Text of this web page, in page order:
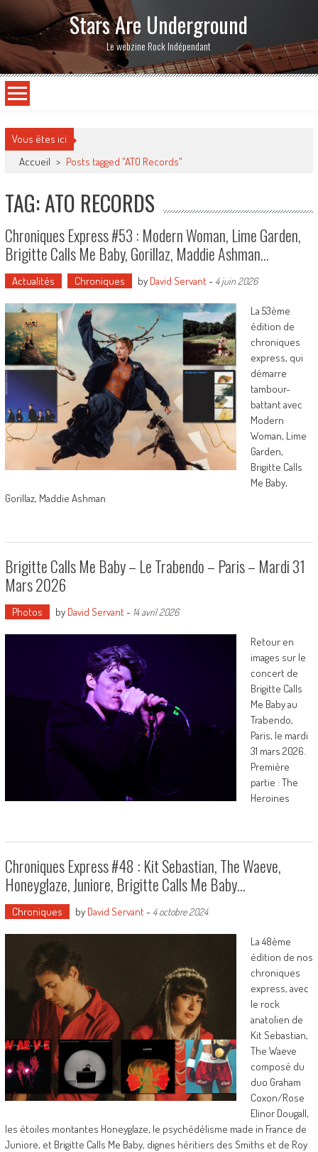
Stars Are Underground
Le webzine Rock Indépendant
Vous êtes ici
Accueil > Posts tagged "ATO Records"
TAG: ATO RECORDS
Chroniques Express #53 : Modern Woman, Lime Garden,
Brigitte Calls Me Baby, Gorillaz, Maddie Ashman…
Actualités Chroniques by David Servant- 4 juin 2026
La 53ème
édition de
chroniques
express, qui
démarre
tambour-
battant avec
Modern
Woman, Lime
Garden,
Brigitte Calls
Me Baby,
Gorillaz, Maddie Ashman
Brigitte Calls Me Baby – Le Trabendo – Paris – Mardi 31
Mars 2026
Photos by David Servant- 14 avril 2026
Retour en
images sur le
concert de
Brigitte Calls
Me Baby au
Trabendo,
Paris, le mardi
31 mars 2026.
Première
partie : The
Heroines
Chroniques Express #48 : Kit Sebastian, The Waeve,
Honeyglaze, Juniore, Brigitte Calls Me Baby…
Chroniques by David Servant- 4 octobre 2024
La 48ème
édition de nos
chroniques
express, avec
le rock
anatolien de
Kit Sebastian,
The Waeve
composé du
duo Graham
Coxon/Rose
Elinor Dougall,
les étoiles montantes Honeyglaze, le psychédélisme made in France de
Juniore, et Brigitte Calls Me Baby, dignes héritiers des Smiths et de Roy